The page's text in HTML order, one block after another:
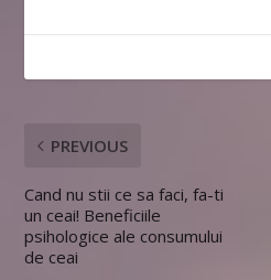
PREVIOUS
Cand nu stii ce sa faci, fa-ti
un ceai! Beneficiile
psihologice ale consumului
de ceai